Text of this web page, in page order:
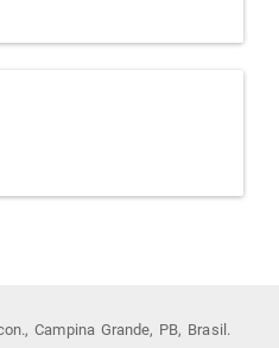
Campina Grande, PB, Brasil.